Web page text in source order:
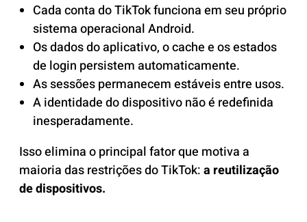
Cada conta do TikTok funciona em seu próprio
sistema operacional Android.
Os dados do aplicativo, o cache e os estados
de login persistem automaticamente.
As sessões permanecem estáveis ​​entre usos.
A identidade do dispositivo não é redefinida
inesperadamente.
Isso elimina o principal fator que motiva a
maioria das restrições do TikTok:a reutilização
de dispositivos.